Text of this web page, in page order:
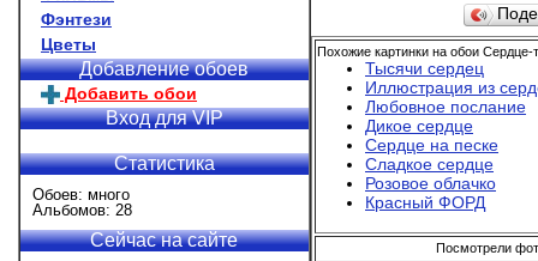
Фэнтези
Цветы
Добавление обоев
Добавить обои
Вход для VIP
Статистика
Обоев: много
Альбомов: 28
Сейчас на сайте
Похожие картинки на обои Сердце-
Тысячи сердец
Иллюстрация из
Любовное послание
Дикое сердце
Сердце на песке
Сладкое сердце
Розовое облачко
Красный ФОРД
Посмотрели